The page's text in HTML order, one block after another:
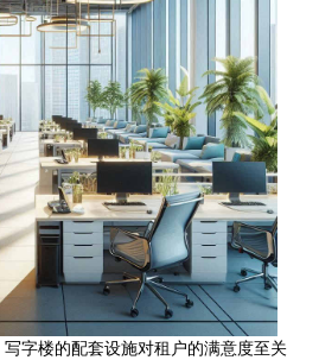
字楼的配套设施对租户的满意度至关